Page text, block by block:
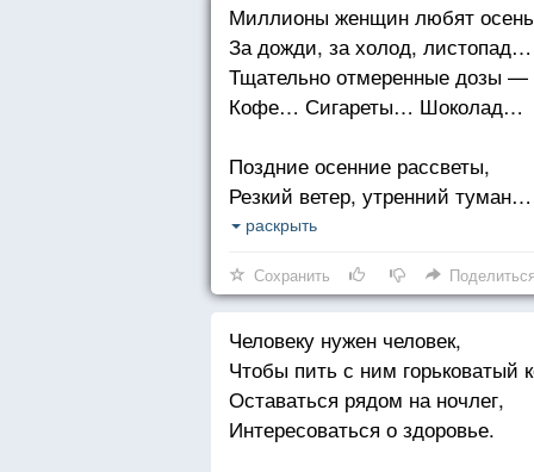
Миллионы женщин любят осень
За дожди, за холод, листопад…
Тщательно отмеренные дозы —
Кофе… Сигареты… Шоколад…
Поздние осенние рассветы,
Резкий ветер, утренний туман…
Кофе, Шоколад и Сигареты,
И особый запах хризантемы,
Чуть прохладный мятный аромат,
Что дает надежду перемены…
Сигареты… Кофе… Шоколад…
раскрыть
Сохранить Поделиться
Человеку нужен человек,
Чтобы пить с ним горьковатый
Оставаться рядом на ночлег,
Интересоваться о здоровье.